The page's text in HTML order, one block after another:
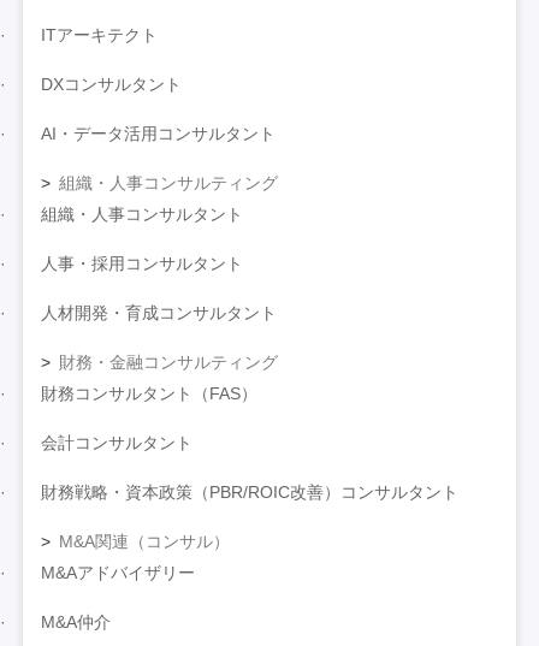
ITアーキテクト
DXコンサルタント
AI・データ活用コンサルタント
組織・人事コンサルティング
組織・人事コンサルタント
人事・採用コンサルタント
人材開発・育成コンサルタント
財務・金融コンサルティング
財務コンサルタント（FAS）
会計コンサルタント
財務戦略・資本政策（PBR/ROIC改善）コンサルタント
M&A関連（コンサル）
M&Aアドバイザリー
M&A仲介